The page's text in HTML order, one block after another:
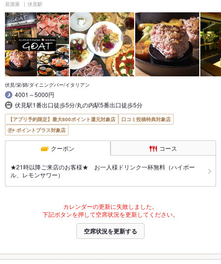
居酒屋 伏見駅
伏見/栄/錦/ダイニングバー/イタリアン
4001～5000円
伏見駅1番出口徒歩5分/丸の内駅5番出口徒歩5分
【アプリ予約限定】最大800ポイント還元対象店
口コミ投稿特典対象店
ポイントプラス対象店
クーポン コース
★21時以降ご来店のお客様★ お一人様ドリンク一杯無料（ハイボー
ル、レモンサワー）
カレンダーの更新に失敗しました。
下記ボタンを押して空席状況を更新してください。
空席状況を更新する